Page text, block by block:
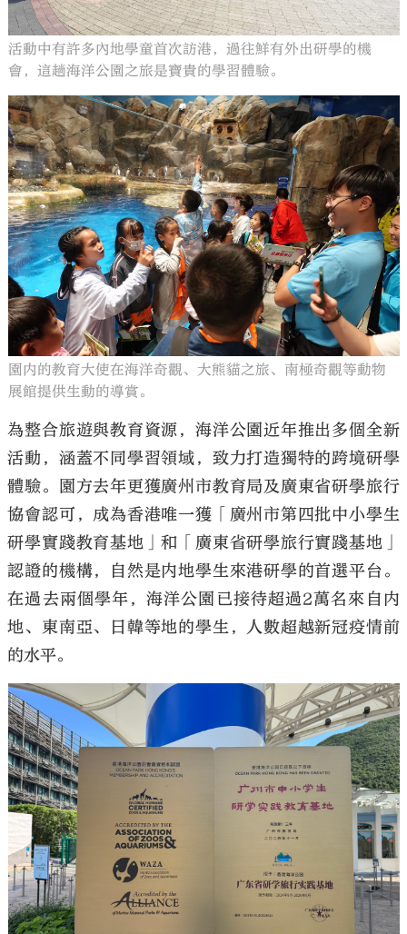
活動中有許多內地學童首次訪港，過往鮮有外出研學的機
會，這趟海洋公園之旅是寶貴的學習體驗。
園内的教育大使在海洋奇觀、大熊貓之旅、南極奇觀等動物
展館提供生動的導賞。
為整合旅遊與教育資源，海洋公園近年推出多個全新
活動，涵蓋不同學習領域，致力打造獨特的跨境研學
體驗。園方去年更獲廣州市教育局及廣東省研學旅行
協會認可，成為香港唯一獲「廣州市第四批中小學生
研學實踐教育基地」和「廣東省研學旅行實踐基地」
認證的機構，自然是内地學生來港研學的首選平台。
在過去兩個學年，海洋公園已接待超過2萬名來自内
地、東南亞、日韓等地的學生，人數超越新冠疫情前
的水平。